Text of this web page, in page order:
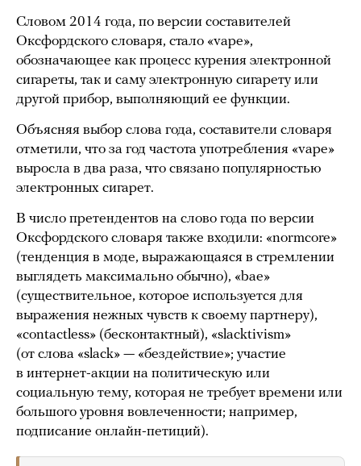
Словом 2014 года, по версии составителей
Оксфордского словаря, стало «vape»,
обозначающее как процесс курения электронной
сигареты, так и саму электронную сигарету или
другой прибор, выполняющий ее функции.
Объясняя выбор слова года, составители словаря
отметили, что за год частота употребления «vape»
выросла в два раза, что связано популярностью
электронных сигарет.
В число претендентов на слово года по версии
Оксфордского словаря также входили: «normcore»
(тенденция в моде, выражающаяся в стремлении
выглядеть максимально обычно), «bae»
(существительное, которое используется для
выражения нежных чувств к своему партнеру),
«contactless» (бесконтактный), «slacktivism»
(от слова «slack» — «бездействие»; участие
в интернет-акции на политическую или
социальную тему, которая не требует времени или
большого уровня вовлеченности; например,
подписание онлайн-петиций).